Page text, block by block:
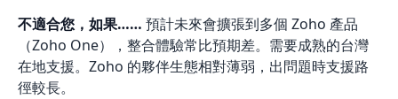
不適合您，如果…… 預計未來會擴張到多個 Zoho 產品
（Zoho One），整合體驗常比預期差。需要成熟的台灣
在地支援。Zoho 的夥伴生態相對薄弱，出問題時支援路
徑較長。